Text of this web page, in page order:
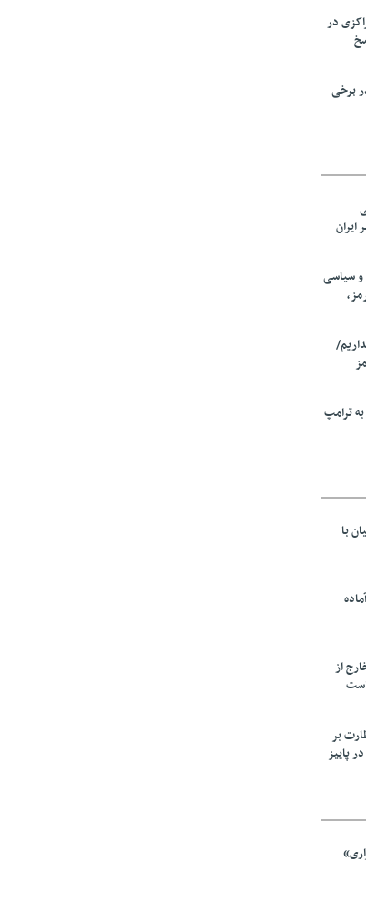
در
برخی
ایران
و سیاسی
ترامپ
با
از
بر
پاییز